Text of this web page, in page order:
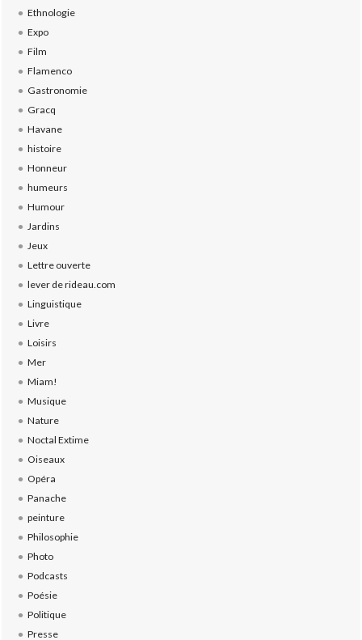
Ethnologie
Expo
Film
Flamenco
Gastronomie
Gracq
Havane
histoire
Honneur
humeurs
Humour
Jardins
Jeux
Lettre ouverte
lever de rideau.com
Linguistique
Livre
Loisirs
Mer
Miam!
Musique
Nature
Noctal Extime
Oiseaux
Opéra
Panache
peinture
Philosophie
Photo
Podcasts
Poésie
Politique
Presse